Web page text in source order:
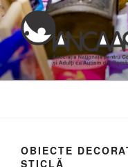
Sari
la
conținut
OBIECTE
STICLĂ